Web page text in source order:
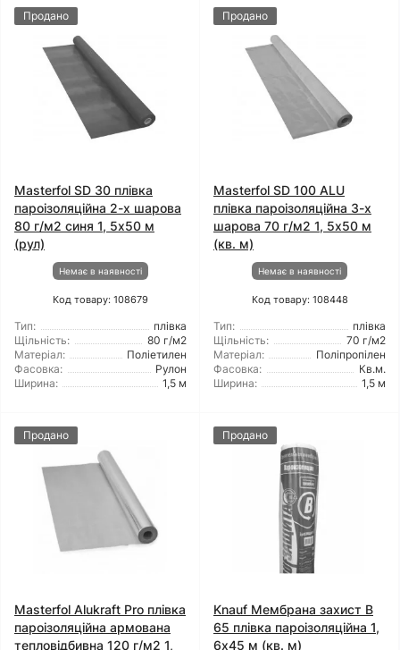
Продано
Masterfol SD 30 плівка
пароізоляційна 2-х шарова
80 г/м2 синя 1, 5x50 м
(рул)
Немає в наявності
Код товару: 108679
Тип:
плівка
Щільність:
80 г/м2
Матеріал:
Поліетилен
Фасовка:
Рулон
Ширина:
1,5 м
Продано
Masterfol SD 100 ALU
плівка пароізоляційна 3-х
шарова 70 г/м2 1, 5x50 м
(кв. м)
Немає в наявності
Код товару: 108448
Тип:
плівка
Щільність:
70 г/м2
Матеріал:
Поліпропілен
Фасовка:
Кв.м.
Ширина:
1,5 м
Продано
Masterfol Alukraft Pro плівка
пароізоляційна армована
тепловідбивна 120 г/м2 1,
Продано
Knauf Мембрана захист B
65 плівка пароізоляційна 1,
6x45 м (кв. м)